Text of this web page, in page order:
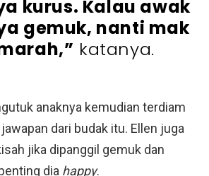
kurus. Kalau awak
gemuk, nanti mak
katanya.
anaknya kemudian terdiam
dari budak itu. Ellen juga
jika dipanggil gemuk dan
dia happy.